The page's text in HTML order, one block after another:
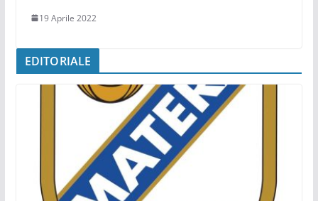
19 Aprile 2022
EDITORIALE